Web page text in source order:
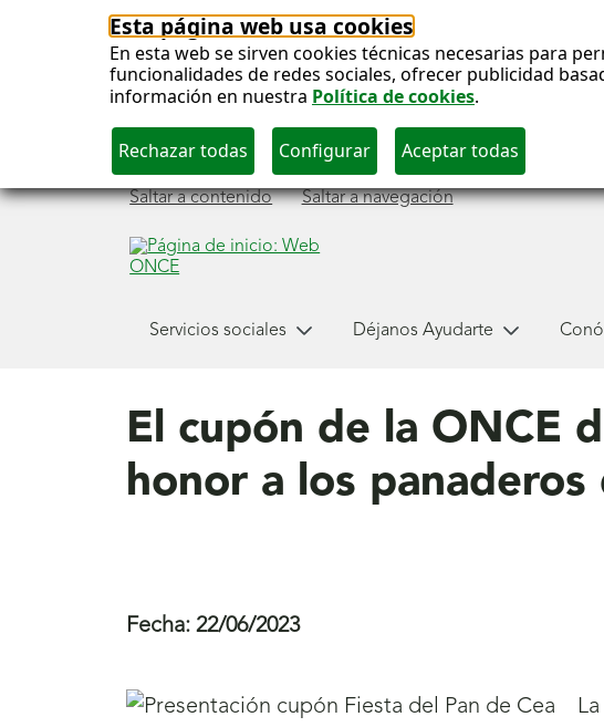
Esta página web usa cookies
En esta web se sirven cookies técnicas necesarias para
funcionalidades de redes sociales, ofrecer publicidad
información en nuestra Política de cookies.
Saltar a contenido Saltar a navegación
Servicios sociales Déjanos Ayudarte
El cupón de la ONCE
honor a los
Fecha: 22/06/2023